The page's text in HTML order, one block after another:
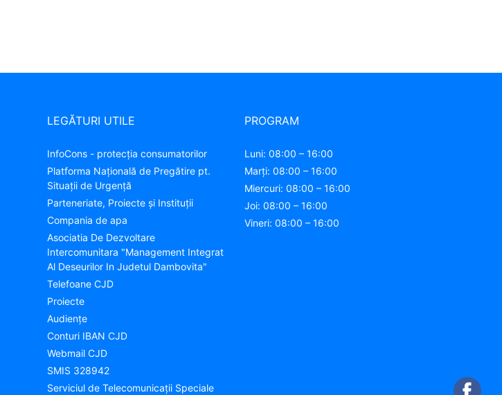
LEGĂTURI UTILE
InfoCons - protecția consumatorilor
Platforma Națională de Pregătire pt.
Situații de Urgență
Parteneriate, Proiecte și Instituții
Compania de apa
Asociatia De Dezvoltare
Intercomunitara "Management Integrat
Al Deseurilor In Judetul Dambovita"
Telefoane CJD
Proiecte
Audienţe
Conturi IBAN CJD
Webmail CJD
SMIS 328942
Serviciul de Telecomunicații Speciale
PROGRAM
Luni: 08:00 – 16:00
Marți: 08:00 – 16:00
Miercuri: 08:00 – 16:00
Joi: 08:00 – 16:00
Vineri: 08:00 – 16:00